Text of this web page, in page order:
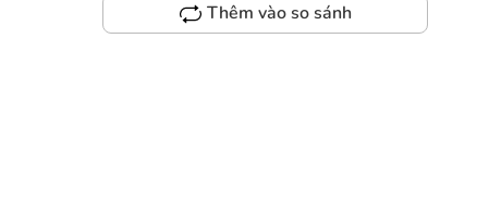
Thêm vào so sánh